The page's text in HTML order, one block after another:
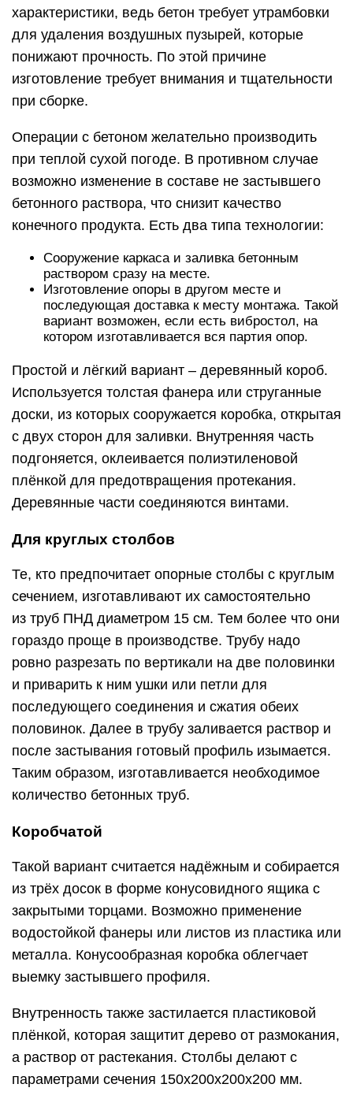
характеристики, ведь бетон требует утрамбовки
для удаления воздушных пузырей, которые
понижают прочность. По этой причине
изготовление требует внимания и тщательности
при сборке.
Операции с бетоном желательно производить
при теплой сухой погоде. В противном случае
возможно изменение в составе не застывшего
бетонного раствора, что снизит качество
конечного продукта. Есть два типа технологии:
Сооружение каркаса и заливка бетонным
раствором сразу на месте.
Изготовление опоры в другом месте и
последующая доставка к месту монтажа. Такой
вариант возможен, если есть вибростол, на
котором изготавливается вся партия опор.
Простой и лёгкий вариант – деревянный короб.
Используется толстая фанера или струганные
доски, из которых сооружается коробка, открытая
с двух сторон для заливки. Внутренняя часть
подгоняется, оклеивается полиэтиленовой
плёнкой для предотвращения протекания.
Деревянные части соединяются винтами.
Для круглых столбов
Те, кто предпочитает опорные столбы с круглым
сечением, изготавливают их самостоятельно
из труб ПНД диаметром 15 см. Тем более что они
гораздо проще в производстве. Трубу надо
ровно разрезать по вертикали на две половинки
и приварить к ним ушки или петли для
последующего соединения и сжатия обеих
половинок. Далее в трубу заливается раствор и
после застывания готовый профиль изымается.
Таким образом, изготавливается необходимое
количество бетонных труб.
Коробчатой
Такой вариант считается надёжным и собирается
из трёх досок в форме конусовидного ящика с
закрытыми торцами. Возможно применение
водостойкой фанеры или листов из пластика или
металла. Конусообразная коробка облегчает
выемку застывшего профиля.
Внутренность также застилается пластиковой
плёнкой, которая защитит дерево от размокания,
а раствор от растекания. Столбы делают с
параметрами сечения 150x200x200x200 мм.